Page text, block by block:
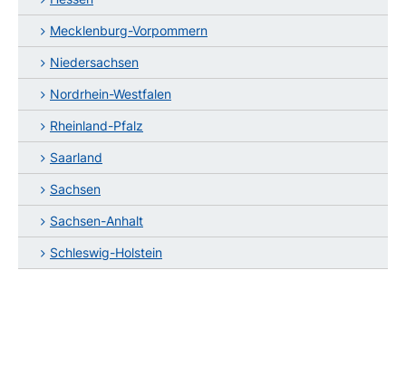
Mecklenburg-Vorpommern
Niedersachsen
Nordrhein-Westfalen
Rheinland-Pfalz
Saarland
Sachsen
Sachsen-Anhalt
Schleswig-Holstein